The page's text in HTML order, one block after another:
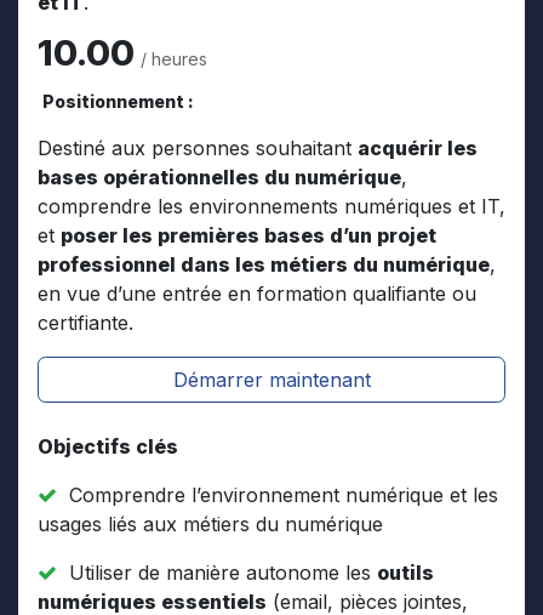
10.00 / heures
Positionnement :
Destiné aux personnes souhaitant acquérir les
bases opérationnelles du numérique,
comprendre les environnements numériques et IT,
et poser les premières bases d’un projet
professionnel dans les métiers du numérique,
en vue d’une entrée en formation qualifiante ou
certifiante.
Démarrer maintenant
Objectifs clés
Comprendre l’environnement numérique et les
usages liés aux métiers du numérique
Utiliser de manière autonome les outils
numériques essentiels (email, pièces jointes,